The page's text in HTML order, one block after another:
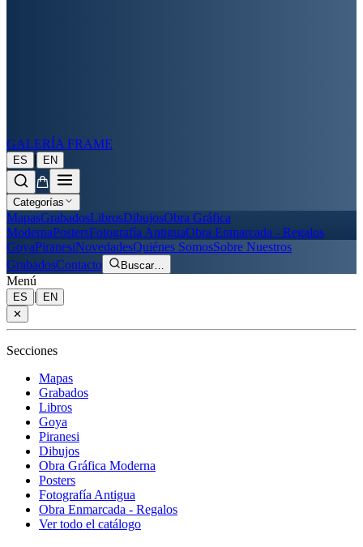
GALERÍA FRAME
ES | EN
Categorías
MapasGrabadosLibrosDibujosObra Gráfica
ModernaPostersFotografía AntiguaObra Enmarcada - Regalos
GoyaPiranesiNovedadesQuiénes SomosSobre Nuestros
GrabadosContacto Buscar…
Menú
ES |
EN
✕
Secciones
Mapas
Grabados
Libros
Goya
Piranesi
Dibujos
Obra Gráfica Moderna
Posters
Fotografía Antigua
Obra Enmarcada - Regalos
Ver todo el catálogo